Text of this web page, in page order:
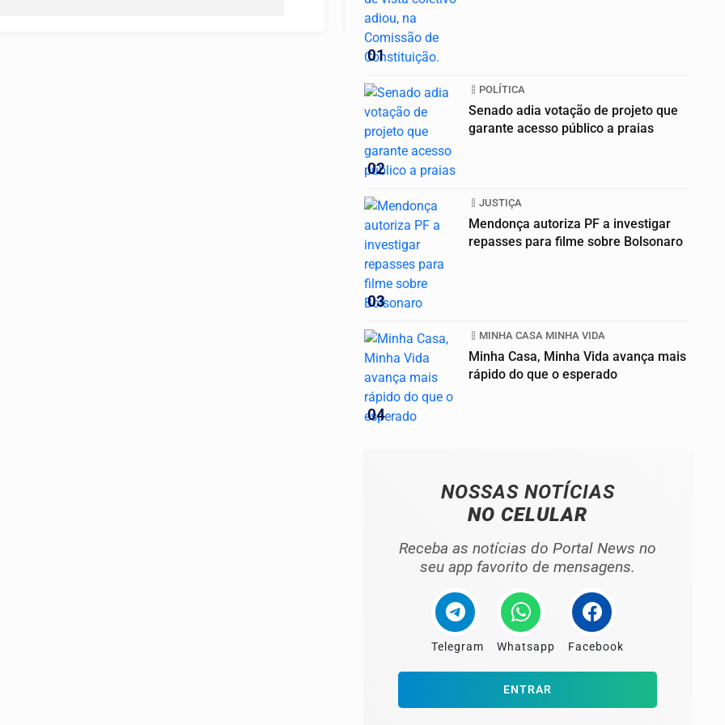
01
02
POLÍTICA
Senado adia votação de projeto que
garante acesso público a praias
03
JUSTIÇA
Mendonça autoriza PF a investigar
repasses para filme sobre Bolsonaro
04
MINHA CASA MINHA VIDA
Minha Casa, Minha Vida avança mais
rápido do que o esperado
NOSSAS NOTÍCIAS
NO CELULAR
Receba as notícias do Portal News no
seu app favorito de mensagens.
Telegram Whatsapp Facebook
ENTRAR